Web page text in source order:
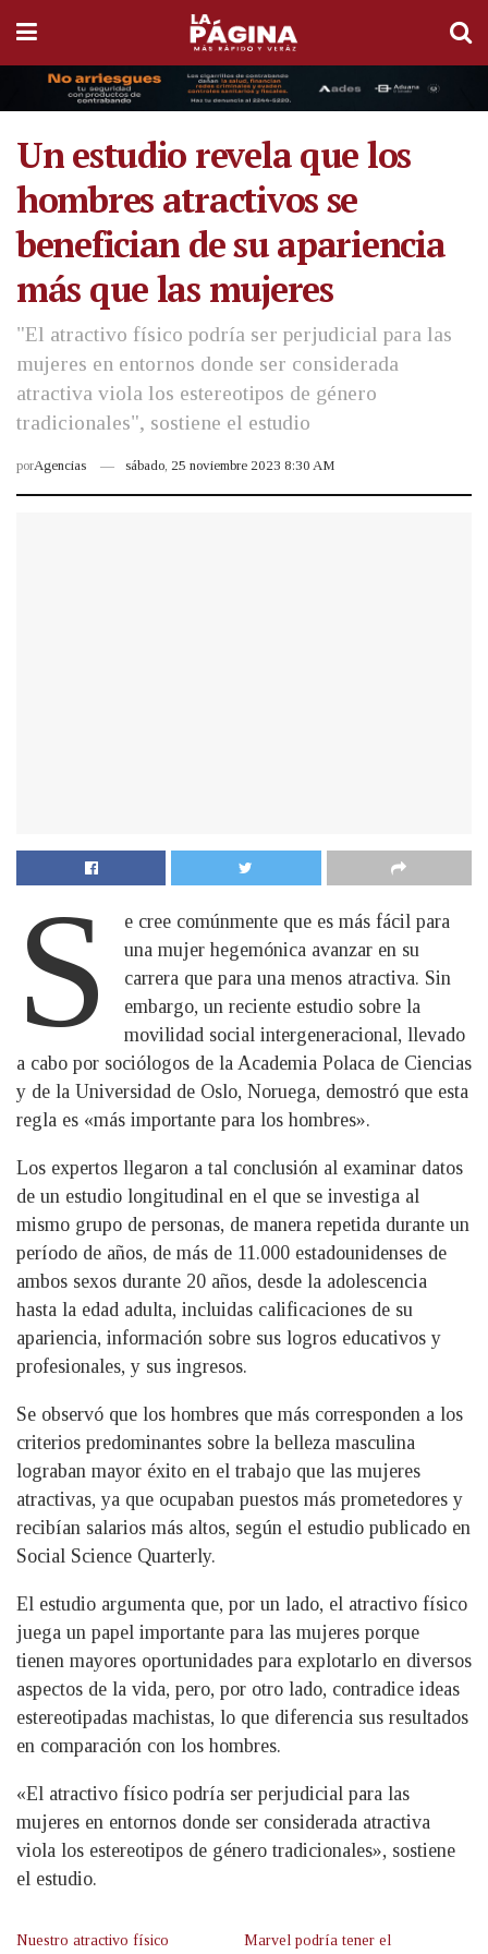
Un estudio revela que los
hombres atractivos se
benefician de su apariencia
más que las mujeres
"El atractivo físico podría ser perjudicial para las
mujeres en entornos donde ser considerada
atractiva viola los estereotipos de género
tradicionales", sostiene el estudio
porAgencias sábado, 25 noviembre 2023 8:30 AM
S
e cree comúnmente que es más fácil para
una mujer hegemónica avanzar en su
carrera que para una menos atractiva. Sin
embargo, un reciente estudio sobre la
movilidad social intergeneracional, llevado
a cabo por sociólogos de la Academia Polaca de Ciencias
y de la Universidad de Oslo, Noruega, demostró que esta
regla es «más importante para los hombres».
Los expertos llegaron a tal conclusión al examinar datos
de un estudio longitudinal en el que se investiga al
mismo grupo de personas, de manera repetida durante un
período de años, de más de 11.000 estadounidenses de
ambos sexos durante 20 años, desde la adolescencia
hasta la edad adulta, incluidas calificaciones de su
apariencia, información sobre sus logros educativos y
profesionales, y sus ingresos.
Se observó que los hombres que más corresponden a los
criterios predominantes sobre la belleza masculina
lograban mayor éxito en el trabajo que las mujeres
atractivas, ya que ocupaban puestos más prometedores y
recibían salarios más altos, según el estudio publicado en
Social Science Quarterly.
El estudio argumenta que, por un lado, el atractivo físico
juega un papel importante para las mujeres porque
tienen mayores oportunidades para explotarlo en diversos
aspectos de la vida, pero, por otro lado, contradice ideas
estereotipadas machistas, lo que diferencia sus resultados
en comparación con los hombres.
«El atractivo físico podría ser perjudicial para las
mujeres en entornos donde ser considerada atractiva
viola los estereotipos de género tradicionales», sostiene
el estudio.
Nuestro atractivo físico
Marvel podría tener el